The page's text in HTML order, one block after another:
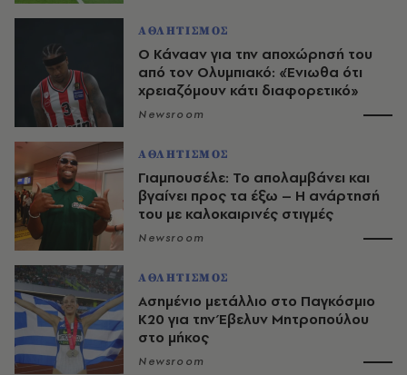
ΑΘΛΗΤΙΣΜΟΣ
Ο Κάνααν για την αποχώρησή του
από τον Ολυμπιακό: «Ένιωθα ότι
χρειαζόμουν κάτι διαφορετικό»
Newsroom
ΑΘΛΗΤΙΣΜΟΣ
Γιαμπουσέλε: Το απολαμβάνει και
βγαίνει προς τα έξω – Η ανάρτησή
του με καλοκαιρινές στιγμές
Newsroom
ΑΘΛΗΤΙΣΜΟΣ
Ασημένιο μετάλλιο στο Παγκόσμιο
Κ20 για την Έβελυν Μητροπούλου
στο μήκος
Newsroom